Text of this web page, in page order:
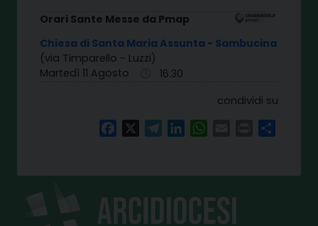
Orari Sante Messe da Pmap
Chiesa di Santa Maria Assunta - Sambucina
(via Timparello - Luzzi)
Martedì 11 Agosto
16.30
condividi su
FacebookTelegramLinkedInWhatsAppPrint